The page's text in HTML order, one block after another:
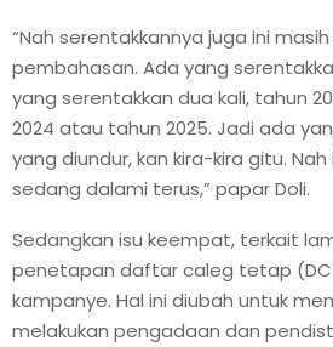
“Nah serentakkannya juga ini
pembahasan. Ada yang
yang serentakkan dua kali, tahun
2024 atau tahun 2025. Jadi ada
yang diundur, kan kira-kira gitu.
sedang dalami terus,” papar Doli.
Sedangkan isu keempat, terkait
penetapan daftar caleg tetap
kampanye. Hal ini diubah untuk
melakukan pengadaan dan